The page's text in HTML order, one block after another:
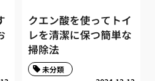
クエン酸を使ってトイ
レを清潔に保つ簡単な
掃除法
未分類